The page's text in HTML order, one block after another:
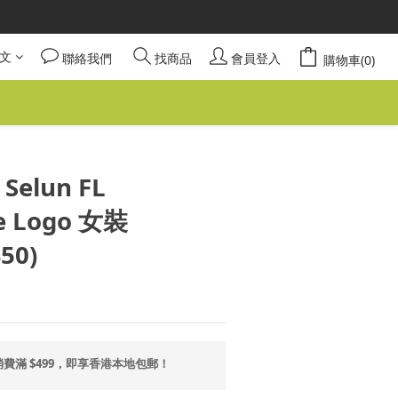
安心選購。
聯絡我們 找商品 會員登入 購物車(0)
FL
Logo 女裝
滿 $499，即享香港本地包郵！